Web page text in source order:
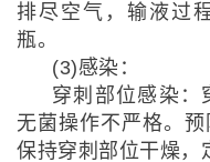
排尽空气，输液过
瓶。
(3)感染：
穿刺部位感染：
无菌操作不严格。预
保持穿刺部位干燥，